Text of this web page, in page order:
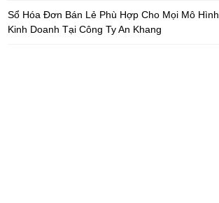
Sổ Hóa Đơn Bán Lẻ Phù Hợp Cho Mọi Mô Hình
Kinh Doanh Tại Công Ty An Khang